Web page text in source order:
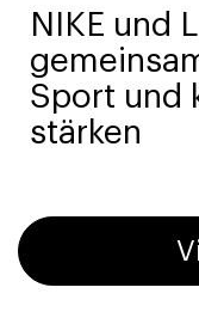
NIKE und
Sport und
stärken